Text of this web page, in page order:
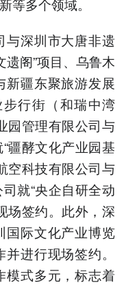
与深圳市大唐非遗
遗阁”项目、乌鲁木
新疆东聚旅游发展
行街（和瑞中湾
园管理有限公司与
疆酵文化产业园基
空科技有限公司与
就“央企自研全动
场签约。此外，深
国际文化产业博览
进行现场签约。
模式多元，标志着